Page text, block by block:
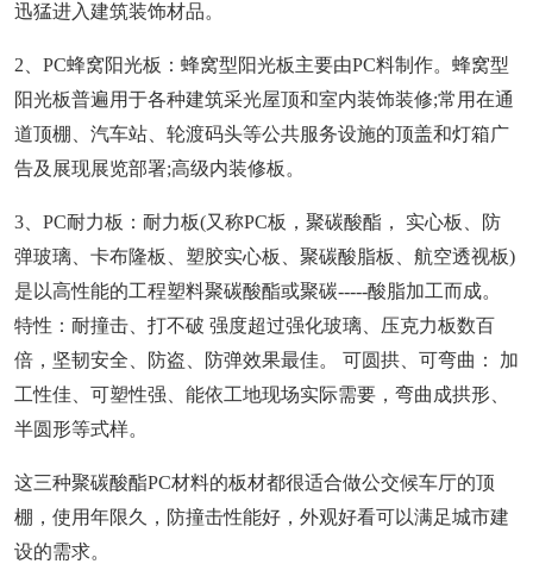
迅猛进入建筑装饰材品。
2、PC蜂窝阳光板：蜂窝型阳光板主要由PC料制作。蜂窝型
阳光板普遍用于各种建筑采光屋顶和室内装饰装修;常用在通
道顶棚、汽车站、轮渡码头等公共服务设施的顶盖和灯箱广
告及展现展览部署;高级内装修板。
3、PC耐力板：耐力板(又称PC板，聚碳酸酯， 实心板、防
弹玻璃、卡布隆板、塑胶实心板、聚碳酸脂板、航空透视板)
是以高性能的工程塑料聚碳酸酯或聚碳-----酸脂加工而成。
特性：耐撞击、打不破 强度超过强化玻璃、压克力板数百
倍，坚韧安全、防盗、防弹效果最佳。 可圆拱、可弯曲： 加
工性佳、可塑性强、能依工地现场实际需要，弯曲成拱形、
半圆形等式样。
这三种聚碳酸酯PC材料的板材都很适合做公交候车厅的顶
棚，使用年限久，防撞击性能好，外观好看可以满足城市建
设的需求。